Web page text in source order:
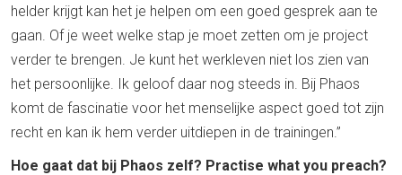
helder krijgt kan het je helpen om een goed gesprek aan te
gaan. Of je weet welke stap je moet zetten om je project
verder te brengen. Je kunt het werkleven niet los zien van
het persoonlijke. Ik geloof daar nog steeds in. Bij Phaos
komt de fascinatie voor het menselijke aspect goed tot zijn
recht en kan ik hem verder uitdiepen in de trainingen.”
Hoe gaat dat bij Phaos zelf? Practise what you preach?